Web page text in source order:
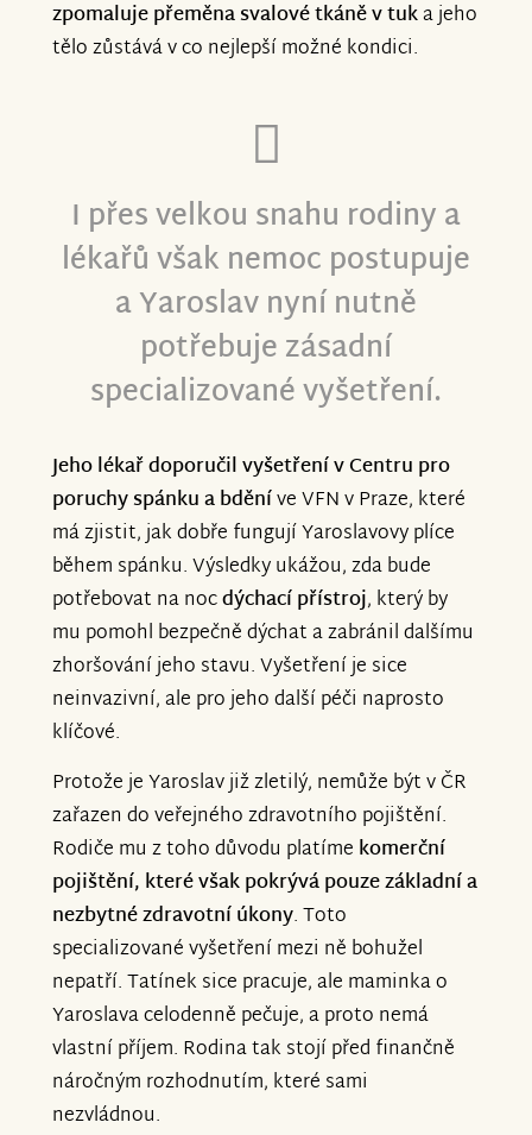
zpomaluje přeměna svalové tkáně v tuka jeho
tělo zůstává v co nejlepší možné kondici.
I přes velkou snahu rodiny a
lékařů však nemoc postupuje
a Yaroslav nyní nutně
potřebuje zásadní
specializované vyšetření.
Jeho lékař doporučil vyšetření v Centru pro
poruchy spánku a bděníve VFN v Praze, které
má zjistit, jak dobře fungují Yaroslavovy plíce
během spánku. Výsledky ukážou, zda bude
potřebovat na nocdýchací přístroj, který by
mu pomohl bezpečně dýchat a zabránil dalšímu
zhoršování jeho stavu. Vyšetření je sice
neinvazivní, ale pro jeho další péči naprosto
klíčové.
Protože je Yaroslav již zletilý, nemůže být v ČR
zařazen do veřejného zdravotního pojištění.
Rodiče mu z toho důvodu platíme komerční
pojištění, které však pokrývá pouze základní a
nezbytné zdravotní úkony. Toto
specializované vyšetření mezi ně bohužel
nepatří. Tatínek sice pracuje, ale maminka o
Yaroslava celodenně pečuje, a proto nemá
vlastní příjem. Rodina tak stojí před finančně
náročným rozhodnutím, které sami
nezvládnou.